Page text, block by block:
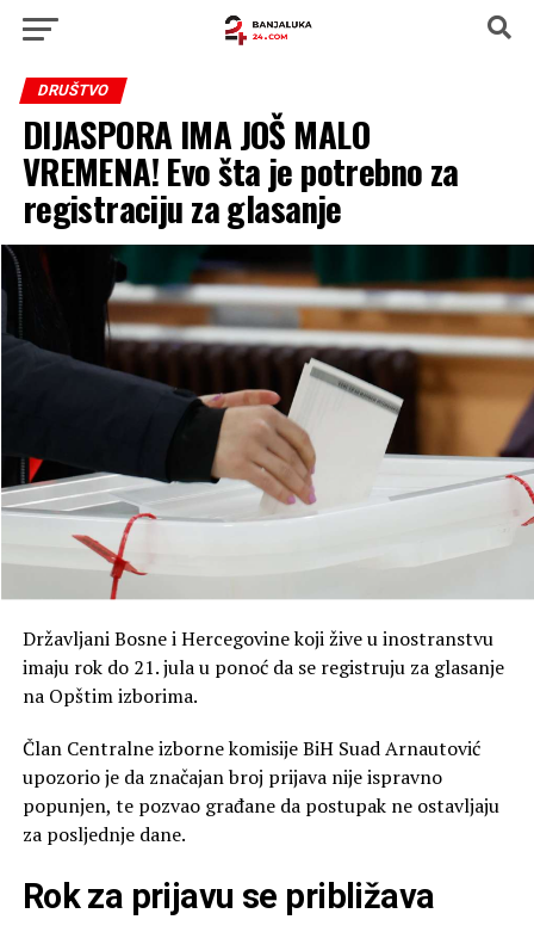
DRUŠTVO
DIJASPORA IMA JOŠ MALO
VREMENA! Evo šta je potrebno za
registraciju za glasanje
Državljani Bosne i Hercegovine koji žive u inostranstvu
imaju rok do 21. jula u ponoć da se registruju za glasanje
na Opštim izborima.
Član Centralne izborne komisije BiH Suad Arnautović
upozorio je da značajan broj prijava nije ispravno
popunjen, te pozvao građane da postupak ne ostavljaju
za posljednje dane.
Rok za prijavu se približava